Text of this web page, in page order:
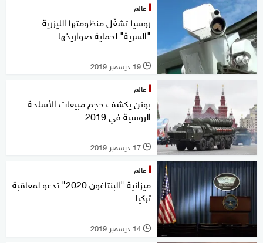
عالم
روسيا تشغّل منظومتها الليزرية
"السرية" لحماية صواريخها
l 19 ديسمبر 2019
عالم
بوتن يكشف حجم مبيعات الأسلحة
الروسية في 2019
l 17 ديسمبر 2019
عالم
ميزانية "البنتاغون 2020" تدعو لمعاقبة
تركيا
l 14 ديسمبر 2019